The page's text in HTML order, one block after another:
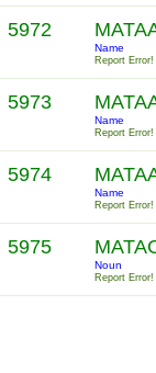
5972
Name
Report Error!
5973
Name
Report Error!
5974
Name
Report Error!
5975
Noun
Report Error!